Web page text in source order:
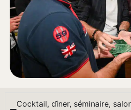
Cocktail, dîner, séminaire,